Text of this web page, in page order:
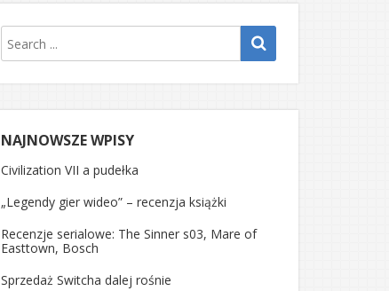
NAJNOWSZE WPISY
Civilization VII a pudełka
„Legendy gier wideo” – recenzja książki
Recenzje serialowe: The Sinner s03, Mare of
Easttown, Bosch
Sprzedaż Switcha dalej rośnie